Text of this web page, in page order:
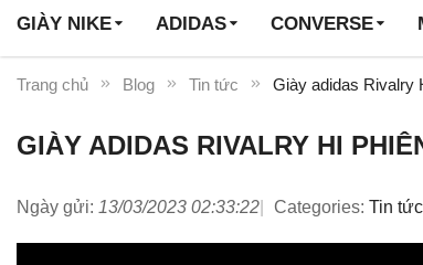
GIÀY NIKE ADIDAS CONVERSE
Trang chủ Blog Tin tức Giày adidas Rivalry
GIÀY ADIDAS RIVALRY HI
Ngày gửi: 13/03/2023 02:33:22 Categories: Tin tức